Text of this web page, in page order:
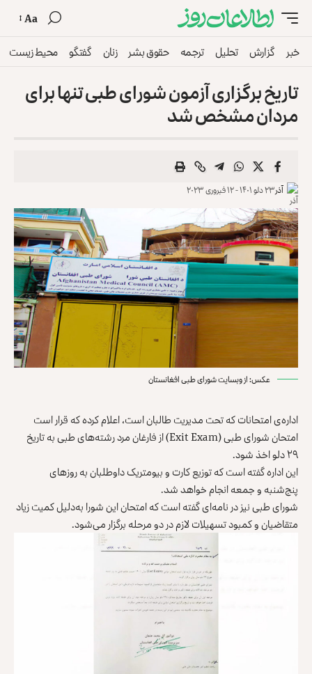
Aa
خبر گزارش تحلیل ترجمه حقوق بشر زنان گفتگو محیط زیست
تاریخ برگزاری آزمون شورای طبی تنها برای
مردان مشخص شد
آذر۲۳ دلو ۱۴۰۱ - ۱۲ فبروری ۲۰۲۳
عکس: از وبسایت شورای طبی افغانستان
اداره‌ی امتحانات که تحت مدیریت طالبان است، اعلام کرده که قرار است
امتحان شورای طبی (Exit Exam) از فارغان مرد رشته‌های طبی به تاریخ
۲۹ دلو اخذ شود.
این اداره گفته است که توزیع کارت و بیومتریک داوطلبان به روزهای
پنج‌شنبه و جمعه انجام خواهد شد.
شورای طبی نیز در نامه‌ای گفته است که امتحان این شورا به‌دلیل کمیت زیاد
متقاضیان و کمبود تسهیلات لازم در دو مرحله برگزار می‌شود.